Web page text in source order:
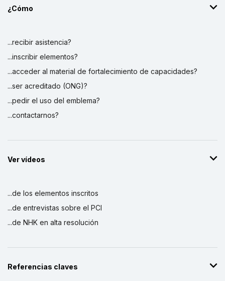
¿Cómo
...recibir asistencia?
...inscribir elementos?
...acceder al material de fortalecimiento de capacidades?
...ser acreditado (ONG)?
...pedir el uso del emblema?
...contactarnos?
Ver vídeos
...de los elementos inscritos
...de entrevistas sobre el PCI
...de NHK en alta resolución
Referencias claves